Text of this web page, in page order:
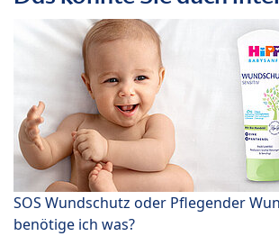
SOS Wundschutz oder Pflegender
benötige ich was?